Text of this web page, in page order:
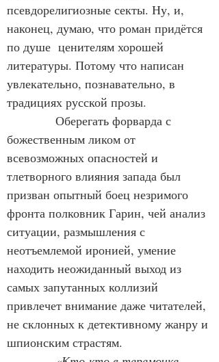
псевдорелигиозные секты. Ну, и,
наконец, думаю, что роман придётся
по душе  ценителям хорошей
литературы. Потому что написан
увлекательно, познавательно, в
традициях русской прозы.
Оберегать форварда с
божественным ликом от
всевозможных опасностей и
тлетворного влияния запада был
призван опытный боец незримого
фронта полковник Гарин, чей анализ
ситуации, размышления с
неотъемлемой иронией, умение
находить неожиданный выход из
самых запутанных коллизий
привлечет внимание даже читателей,
не склонных к детективному жанру и
шпионским страстям.